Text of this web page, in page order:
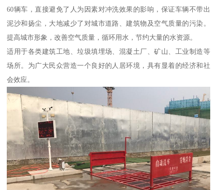
60辆车，直接避免了人为因素对冲洗效果的影响，保证车辆不带出
泥沙和扬尘，大地减少了对城市道路、建筑物及空气质量的污染。
提高城市形象，改善空气质量，循环用水，节约大量的水资源。
适用于各类建筑工地、垃圾填埋场、混凝土厂、矿山、工业制造等
场所。为广大民众营造一个良好的人居环境，具有显着的经济和社
会效应。